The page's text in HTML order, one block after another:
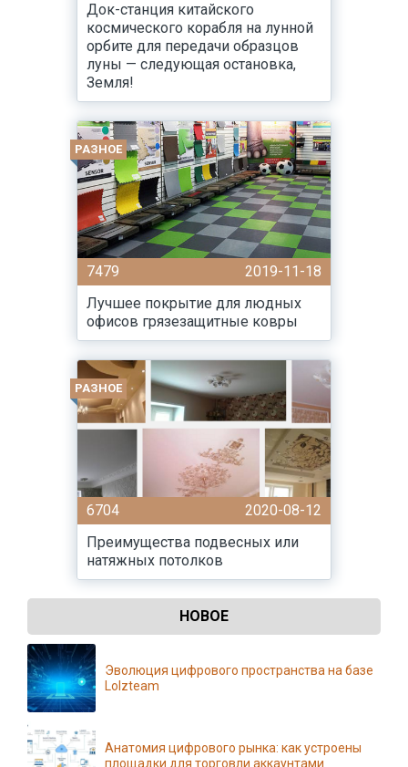
Док-станция китайского
космического корабля на лунной
орбите для передачи образцов
луны — следующая остановка,
Земля!
РАЗНОЕ
7479
2019-11-18
Лучшее покрытие для людных
офисов грязезащитные ковры
РАЗНОЕ
6704
2020-08-12
Преимущества подвесных или
натяжных потолков
НОВОЕ
Эволюция цифрового пространства на базе
Lolzteam
Анатомия цифрового рынка: как устроены
площадки для торговли аккаунтами